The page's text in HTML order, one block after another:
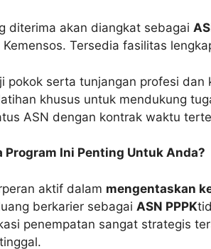
diterima akan diangkat sebagai
Tersedia fasilitas
pokok serta tunjangan profesi dan
khusus untuk mendukung
ASN dengan kontrak waktu
Program Ini Penting Untuk Anda?
aktif dalam mengentaskan
berkarier sebagai ASN PPPK
penempatan sangat strategis